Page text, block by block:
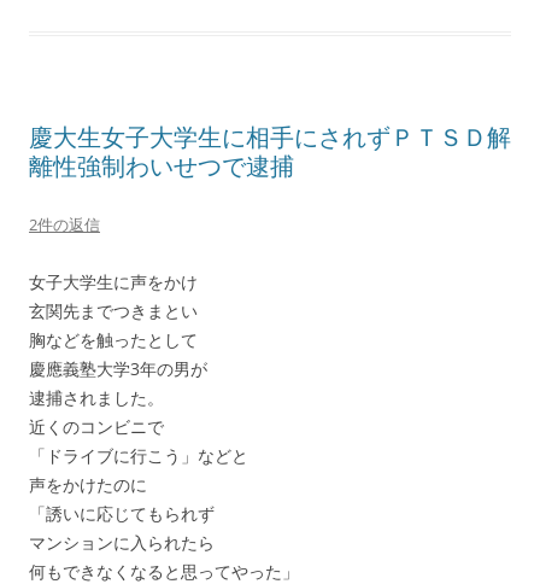
慶大生女子大学生に相手にされずＰＴＳＤ解
離性強制わいせつで逮捕
2件の返信
女子大学生に声をかけ
玄関先までつきまとい
胸などを触ったとして
慶應義塾大学3年の男が
逮捕されました。
近くのコンビニで
「ドライブに行こう」などと
声をかけたのに
「誘いに応じてもられず
マンションに入られたら
何もできなくなると思ってやった」